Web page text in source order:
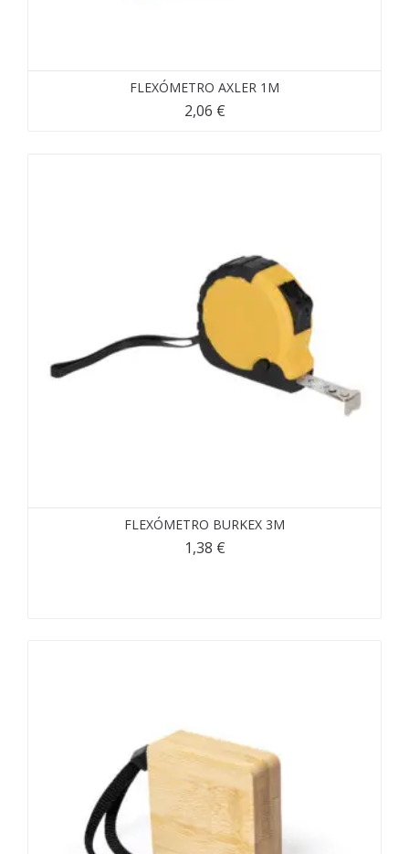
FLEXÓMETRO AXLER 1M
2,06 €
FLEXÓMETRO BURKEX 3M
1,38 €